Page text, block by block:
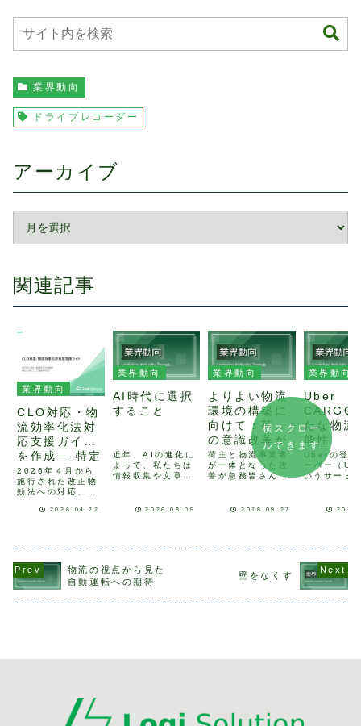
業界動向
ドライブレコーダー
アーカイブ
関連記事
業界動向
CLO対応・物
流効率化法対
応支援ガイド
を作成― 特定
荷主の判断か
ら中長期計画
策定までを整
理 ―
2026年４月から
施行された改正物
効法への対応、ど
いますでしょう
企業に求められる
対応は大きく変わ
ろうとしていま
2026.04.22
業界動向
AI時代に選択
すること
近年、AIの進化に
よって、私たちは
情報収集や文章作
手軽に得られるよ
示してくれるから
信じ、何を選ぶか
という「選択する
以上に重要に...
2026.08.05
業界動向
よりよい物流
環境の構築に
向けて：荷主
の意識改革が
重要な時代
荷主と物流事業者
が一体となった改
善が急務皆さんも
不足の深刻化、コ
い状況が続いてお
流事業者はこのよ
うな状況の中で、
社内のコストダ
2018.09.27
業界動向
Uber
CARGO
たな物流
能性
Uberの登場
ーバー（
いうサービ
社：カリフ
31ヶ国81
通じてハイ
予約・利用
スマートフ
けのサー...
横スクロー
ルできます
物流の視点から見た
自動運転への期待
壁をなくす